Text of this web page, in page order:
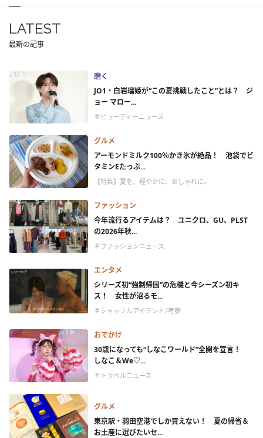
LATEST
最新の記事
磨く
JO1・白岩瑠姫が“この夏挑戦したこと”とは？ ジ
ョー マロー...
＃ビューティーニュース
グルメ
アーモンドミルク100％かき氷が絶品！ 池袋でビ
タミンEたっぷ...
【特集】夏を、軽やかに、おしゃれに。
ファッション
今年流行るアイテムは？ ユニクロ、GU、PLST
の2026年秋...
＃ファッションニュース
エンタメ
シリーズ初“強制帰国”の危機と今シーズン初キ
ス！ 女性が沼るモ...
＃シャッフルアイランド7考察
おでかけ
30歳になっても“しなこワールド”全開を宣言！
しなこ＆We♡...
＃トラベルニュース
グルメ
東京駅・羽田空港でしか買えない！ 夏の帰省＆
お土産に選びたいセ...